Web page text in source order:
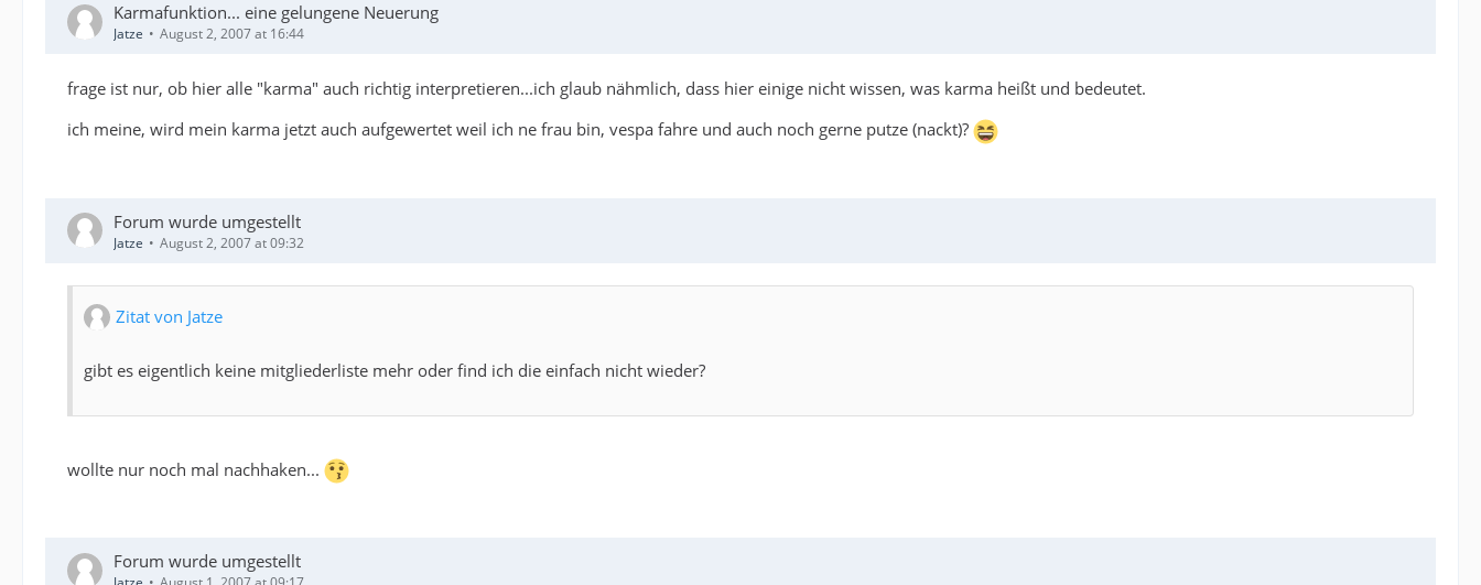
Karmafunktion... eine gelungene Neuerung
Jatze August 2, 2007 at 16:44
frage ist nur, ob hier alle "karma" auch richtig interpretieren...ich glaub nähmlich, dass hier einige nicht wissen, was karma heißt und bedeutet.
ich meine, wird mein karma jetzt auch aufgewertet weil ich ne frau bin, vespa fahre und auch noch gerne putze (nackt)?
Forum wurde umgestellt
Jatze August 2, 2007 at 09:32
Zitat von Jatze
gibt es eigentlich keine mitgliederliste mehr oder find ich die einfach nicht wieder?
wollte nur noch mal nachhaken...
Forum wurde umgestellt